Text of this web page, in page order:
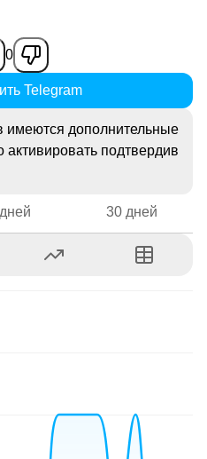
0
Telegram
имеются дополнительные
подтвердив
30 дней